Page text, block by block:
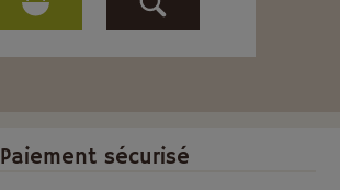
Paiement sécurisé